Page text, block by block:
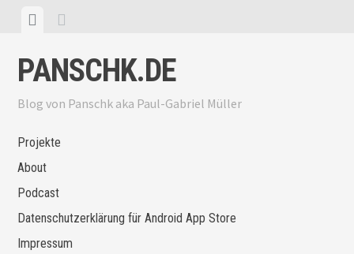
Zum Inhalt springen
Menü anzeigen
PANSCHK.DE
Blog von Panschk aka Paul-Gabriel Müller
Projekte
About
Podcast
Datenschutzerklärung für Android App Store
Impressum